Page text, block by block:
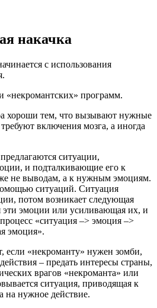
накачка
с использования
«некромантских» программ.
хороши тем, что вызывают нужные
включения мозга, а иногда
ситуации,
и подталкивающие его к
не выводам, а к нужным эмоциям.
ситуаций. Ситуация
потом возникает следующая
эти эмоции или усиливающая их, и
«ситуация –> эмоция –>
эмоция».
если «некроманту» нужен зомби,
– предать интересы страны,
врагов «некроманта» или
ситуация, приводящая к
на нужное действие.